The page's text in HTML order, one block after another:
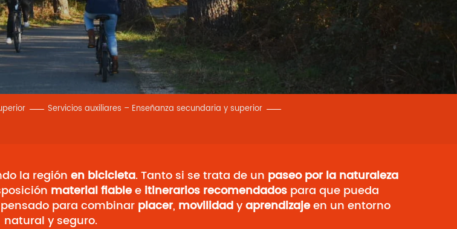
Servicios auxiliares – Enseñanza secundaria y superior
la región en bicicleta. Tanto si se trata de un paseo por la naturaleza
material fiablee itinerarios recomendados para que pueda
para combinar placer, movilidadyaprendizajeen un entorno
natural y seguro.